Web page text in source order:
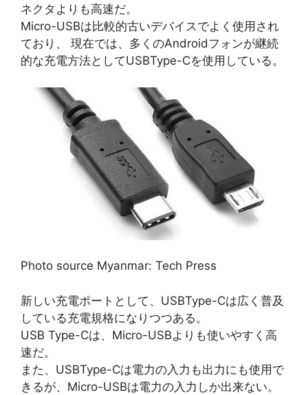
ネクタよりも高速だ。
Micro-USBは比較的古いデバイスでよく使用され
ており、 現在では、多くのAndroidフォンが継続
的な充電方法としてUSBType-Cを使用している。
Photo source Myanmar: Tech Press
新しい充電ポートとして、USBType-Cは広く普及
している充電規格になりつつある。
USB Type-Cは、Micro-USBよりも使いやすく高
速だ。
また、USBType-Cは電力の入力も出力にも使用で
きるが、Micro-USBは電力の入力しか出来ない。